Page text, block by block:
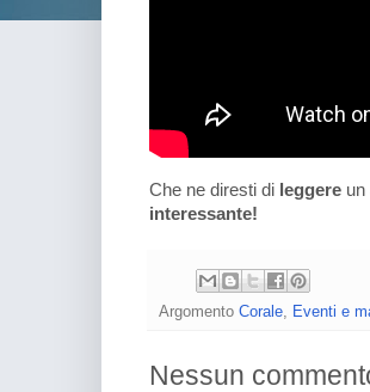
Che ne diresti di leggere un
interessante!
Argomento Corale Eventi e
Nessun